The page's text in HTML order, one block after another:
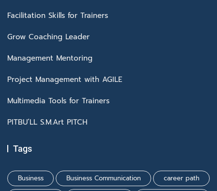
Facilitation Skills for Trainers
Grow Coaching Leader
Management Mentoring
Project Management with AGILE
Multimedia Tools for Trainers
PITBU’LL S.M.Art PITCH
Tags
Business Business Communication
career path